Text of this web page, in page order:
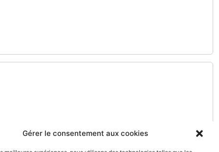
Gérer le consentement aux cookies